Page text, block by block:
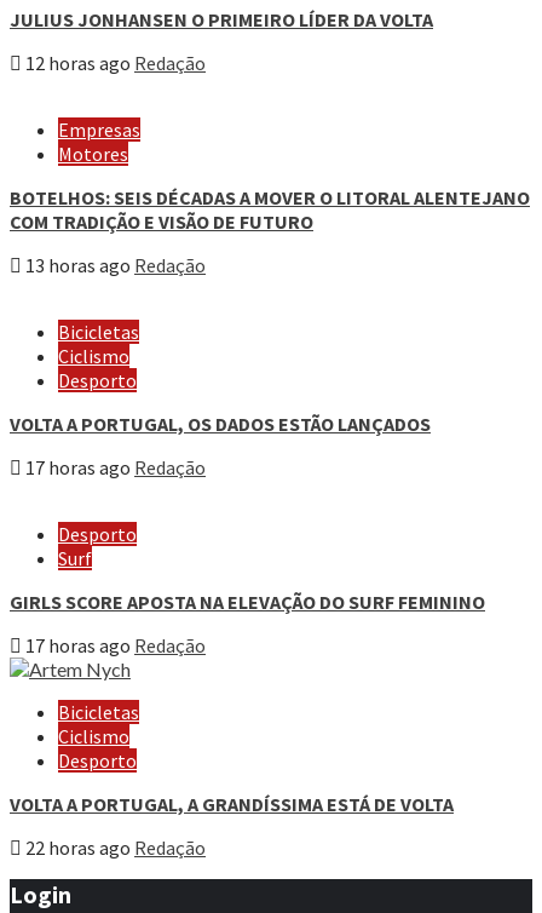
JULIUS JONHANSEN O PRIMEIRO LÍDER DA VOLTA
12 horas ago Redação
Empresas
Motores
BOTELHOS: SEIS DÉCADAS A MOVER O LITORAL ALENTEJANO
COM TRADIÇÃO E VISÃO DE FUTURO
13 horas ago Redação
Bicicletas
Ciclismo
Desporto
VOLTA A PORTUGAL, OS DADOS ESTÃO LANÇADOS
17 horas ago Redação
Desporto
Surf
GIRLS SCORE APOSTA NA ELEVAÇÃO DO SURF FEMININO
17 horas ago Redação
Bicicletas
Ciclismo
Desporto
VOLTA A PORTUGAL, A GRANDÍSSIMA ESTÁ DE VOLTA
22 horas ago Redação
Login